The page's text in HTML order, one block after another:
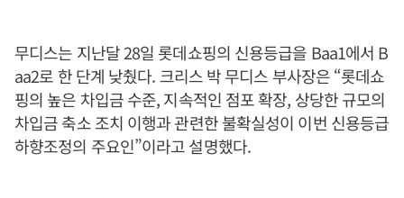
무디스는 지난달 28일 롯데쇼핑의 신용등급을 Baa1에서 B
aa2로 한 단계 낮췄다. 크리스 박 무디스 부사장은 “롯데쇼
핑의 높은 차입금 수준, 지속적인 점포 확장, 상당한 규모의
차입금 축소 조치 이행과 관련한 불확실성이 이번 신용등급
하향조정의 주요인”이라고 설명했다.